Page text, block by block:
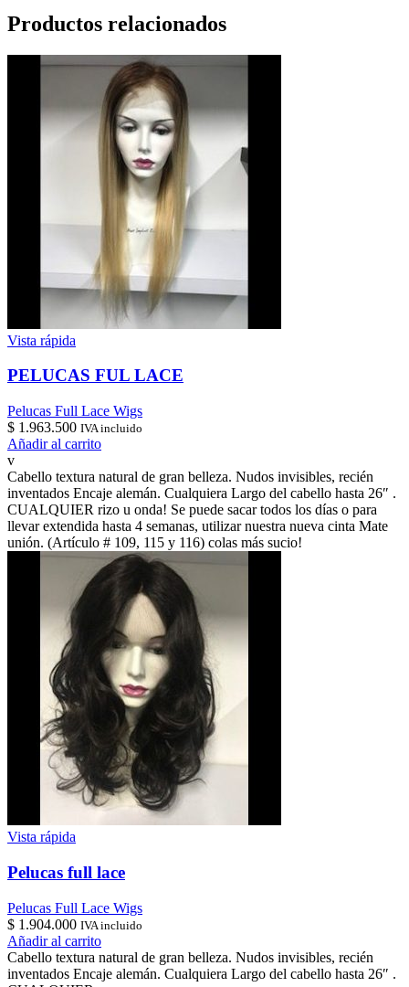
Productos relacionados
Vista rápida
PELUCAS FUL LACE
Pelucas Full Lace Wigs
$ 1.963.500 IVA incluido
Añadir al carrito
v
Cabello textura natural de gran belleza. Nudos invisibles, recién
inventados Encaje alemán. Cualquiera Largo del cabello hasta 26″ .
CUALQUIER rizo u onda! Se puede sacar todos los días o para
llevar extendida hasta 4 semanas, utilizar nuestra nueva cinta Mate
unión. (Artículo # 109, 115 y 116) colas más sucio!
Vista rápida
Pelucas full lace
Pelucas Full Lace Wigs
$ 1.904.000 IVA incluido
Añadir al carrito
Cabello textura natural de gran belleza. Nudos invisibles, recién
inventados Encaje alemán. Cualquiera Largo del cabello hasta 26″ .